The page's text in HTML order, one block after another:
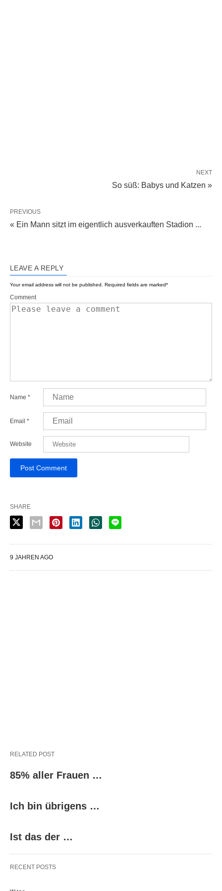
NEXT
So süß: Babys und Katzen »
PREVIOUS
« Ein Mann sitzt im eigentlich ausverkauften Stadion ...
LEAVE A REPLY
Your email address will not be published. Required fields are marked*
Comment
Name *
Email *
Website
SHARE
9 JAHREN AGO
RELATED POST
85% aller Frauen …
Ich bin übrigens …
Ist das der …
RECENT POSTS